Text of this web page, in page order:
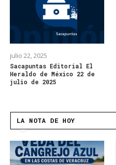
julio 22, 2025
Sacapuntas Editorial El
Heraldo de México 22 de
julio de 2025
LA NOTA DE HOY